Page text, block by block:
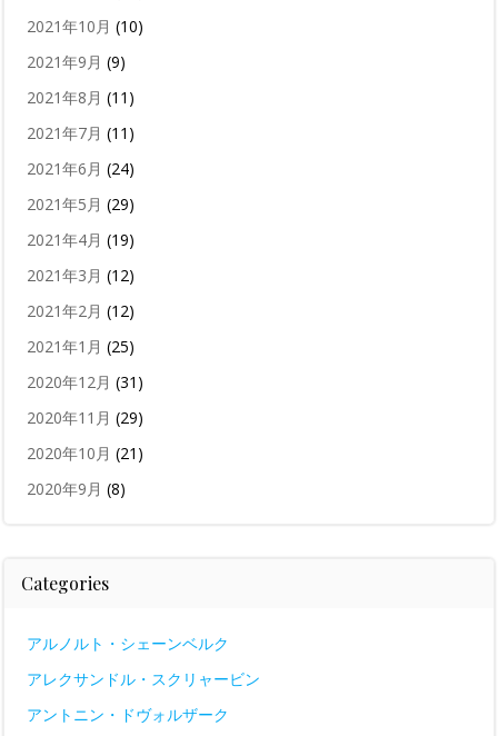
2021年10月 (10)
2021年9月 (9)
2021年8月 (11)
2021年7月 (11)
2021年6月 (24)
2021年5月 (29)
2021年4月 (19)
2021年3月 (12)
2021年2月 (12)
2021年1月 (25)
2020年12月 (31)
2020年11月 (29)
2020年10月 (21)
2020年9月 (8)
Categories
アルノルト・シェーンベルク
アレクサンドル・スクリャービン
アントニン・ドヴォルザーク